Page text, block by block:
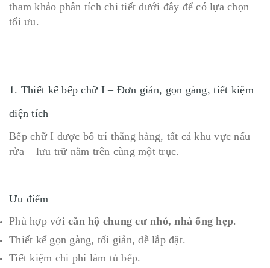
tham khảo phân tích chi tiết dưới đây để có lựa chọn
tối ưu.
1. Thiết kế bếp chữ I – Đơn giản, gọn gàng, tiết kiệm
diện tích
Bếp chữ I được bố trí thẳng hàng, tất cả khu vực nấu –
rửa – lưu trữ nằm trên cùng một trục.
Ưu điểm
Phù hợp với căn hộ chung cư nhỏ, nhà ống hẹp.
Thiết kế gọn gàng, tối giản, dễ lắp đặt.
Tiết kiệm chi phí làm tủ bếp.